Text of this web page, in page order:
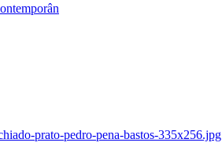
prato-pedro-pena-bastos-335x256.jpg